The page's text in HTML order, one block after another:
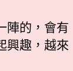
陣的，會有
興趣，越來